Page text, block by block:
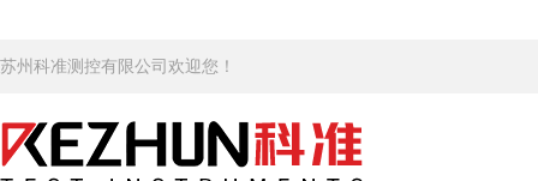
苏州科准测控有限公司欢迎您！